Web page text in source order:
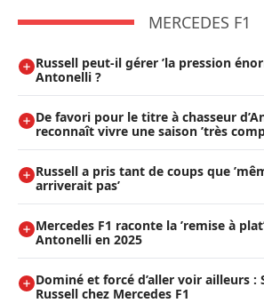
MERCEDES F1
Russell peut-il gérer ’la pression
Antonelli ?
De favori pour le titre à chasseur
reconnaît vivre une saison ’très
Russell a pris tant de coups que
arriverait pas’
Mercedes F1 raconte la ’remise à
Antonelli en 2025
Dominé et forcé d’aller voir ailleurs :
Russell chez Mercedes F1